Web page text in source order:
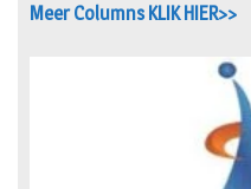
Meer Columns KLIK HIER>>